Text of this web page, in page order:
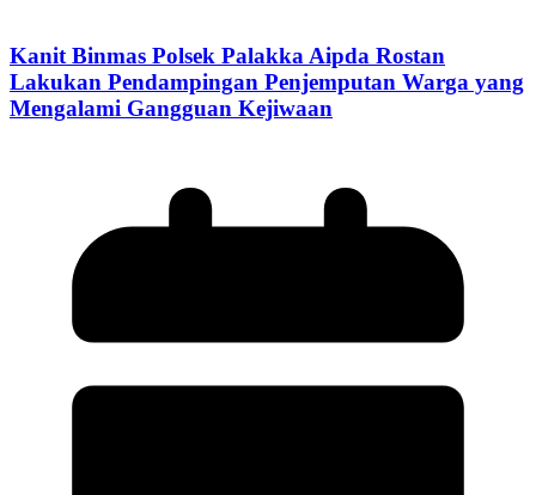
Kanit Binmas Polsek Palakka Aipda Rostan
Lakukan Pendampingan Penjemputan Warga yang
Mengalami Gangguan Kejiwaan